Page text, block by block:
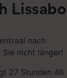
nach
nicht länger!
27 Stunden 46